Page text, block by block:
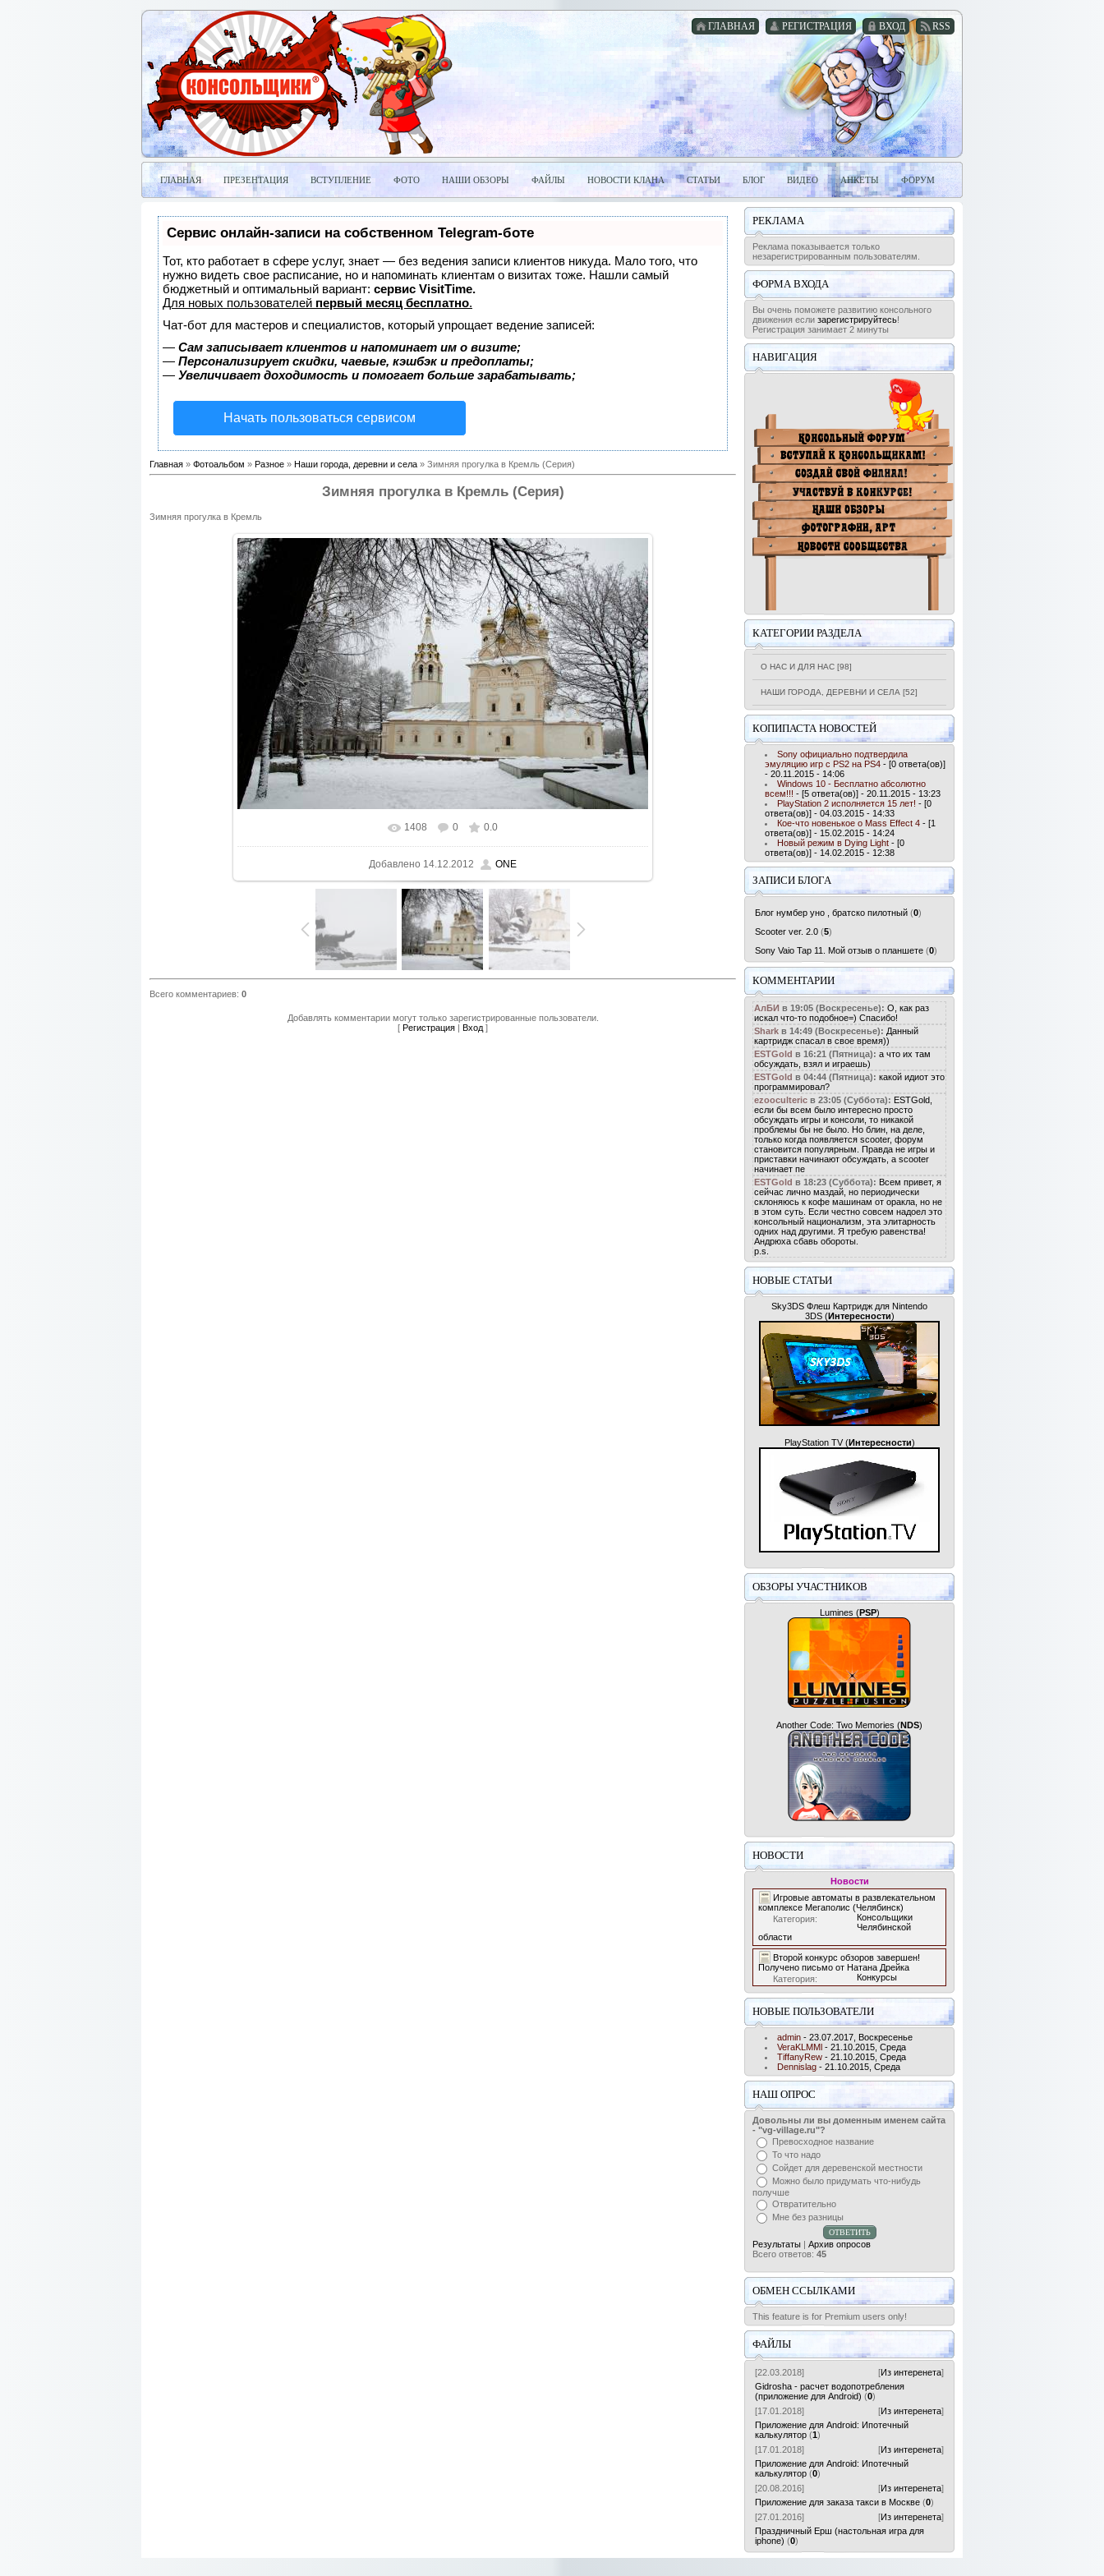
RSS
ВХОД
РЕГИСТРАЦИЯ
ГЛАВНАЯ
ГЛАВНАЯ ПРЕЗЕНТАЦИЯ ВСТУПЛЕНИЕ ФОТО НАШИ ОБЗОРЫ ФАЙЛЫ НОВОСТИ КЛАНА СТАТЬИ БЛОГ ВИДЕО АНКЕТЫ ФОРУМ
Сервис онлайн-записи на собственном Telegram-боте
Тот, кто работает в сфере услуг, знает — без ведения записи клиентов никуда. Мало того, что
нужно видеть свое расписание, но и напоминать клиентам о визитах тоже. Нашли самый
бюджетный и оптимальный вариант: сервис VisitTime.
Для новых пользователей первый месяц бесплатно.
Чат-бот для мастеров и специалистов, который упрощает ведение записей:
— Сам записывает клиентов и напоминает им о визите;
— Персонализирует скидки, чаевые, кэшбэк и предоплаты;
— Увеличивает доходимость и помогает больше зарабатывать;
Начать пользоваться сервисом
Главная » Фотоальбом » Разное » Наши города, деревни и села » Зимняя прогулка в Кремль (Серия)
Зимняя прогулка в Кремль (Серия)
Зимняя прогулка в Кремль
В реальном размере 1600x1059
1408 0 0.0
Добавлено 14.12.2012 ONE
Всего комментариев: 0
Добавлять комментарии могут только зарегистрированные пользователи.
[ Регистрация | Вход ]
РЕКЛАМА
Реклама показывается только
незарегистрированным пользователям.
ФОРМА ВХОДА
Вы очень поможете развитию консольного
движения если зарегистрируйтесь!
Регистрация занимает 2 минуты
НАВИГАЦИЯ
КАТЕГОРИИ РАЗДЕЛА
О НАС И ДЛЯ НАС [98]
НАШИ ГОРОДА, ДЕРЕВНИ И СЕЛА [52]
КОПИПАСТА НОВОСТЕЙ
Sony официально подтвердила
эмуляцию игр с PS2 на PS4 - [0 ответа(ов)]
- 20.11.2015 - 14:06
Windows 10 - Бесплатно абсолютно
всем!!! - [5 ответа(ов)] - 20.11.2015 - 13:23
PlayStation 2 исполняется 15 лет! - [0
ответа(ов)] - 04.03.2015 - 14:33
Кое-что новенькое о Mass Effect 4 - [1
ответа(ов)] - 15.02.2015 - 14:24
Новый режим в Dying Light - [0
ответа(ов)] - 14.02.2015 - 12:38
ЗАПИСИ БЛОГА
Блог нумбер уно , братско пилотный (0)
Scooter ver. 2.0 (5)
Sony Vaio Tap 11. Мой отзыв о планшете (0)
КОММЕНТАРИИ
АлБИ в 19:05 (Воскресенье): О, как раз
искал что-то подобное=) Спасибо!
Shark в 14:49 (Воскресенье): Данный
картридж спасал в свое время))
ESTGold в 16:21 (Пятница): а что их там
обсуждать, взял и играешь)
ESTGold в 04:44 (Пятница): какой идиот это
программировал?
ezooculteric в 23:05 (Суббота): ESTGold,
если бы всем было интересно просто
обсуждать игры и консоли, то никакой
проблемы бы не было. Но блин, на деле,
только когда появляется scooter, форум
становится популярным. Правда не игры и
приставки начинают обсуждать, а scooter
начинает пе
ESTGold в 18:23 (Суббота): Всем привет, я
сейчас лично маздай, но периодически
склоняюсь к кофе машинам от оракла, но не
в этом суть. Если честно совсем надоел это
консольный национализм, эта элитарность
одних над другими. Я требую равенства!
Андрюха сбавь обороты.
p.s.
НОВЫЕ СТАТЬИ
Sky3DS Флеш Картридж для Nintendo
3DS (Интересности)
PlayStation TV(Интересности)
ОБЗОРЫ УЧАСТНИКОВ
Lumines (PSP)
Another Code: Two Memories (NDS)
НОВОСТИ
Новости
Игровые автоматы в развлекательном
комплексе Мегаполис (Челябинск)
Категория:
Консольщики
Челябинской
области
Второй конкурс обзоров завершен!
Получено письмо от Натана Дрейка
Категория:
Конкурсы
НОВЫЕ ПОЛЬЗОВАТЕЛИ
admin - 23.07.2017, Воскресенье
VeraKLMMl - 21.10.2015, Среда
TiffanyRew - 21.10.2015, Среда
Dennislag - 21.10.2015, Среда
НАШ ОПРОС
Довольны ли вы доменным именем сайта
- "vg-village.ru"?
Превосходное название
То что надо
Сойдет для деревенской местности
Можно было придумать что-нибудь
получше
Отвратительно
Мне без разницы
Результаты | Архив опросов
Всего ответов: 45
ОБМЕН ССЫЛКАМИ
This feature is for Premium users only!
ФАЙЛЫ
[22.03.2018] [Из интеренета]
Gidrosha - расчет водопотребления
(приложение для Android) (0)
[17.01.2018]
[Из интеренета]
Приложение для Android: Ипотечный
калькулятор (1)
[17.01.2018]
[Из интеренета]
Приложение для Android: Ипотечный
калькулятор (0)
[20.08.2016]
[Из интеренета]
Приложение для заказа такси в Москве (0)
[27.01.2016]
[Из интеренета]
Праздничный Ерш (настольная игра для
iphone) (0)